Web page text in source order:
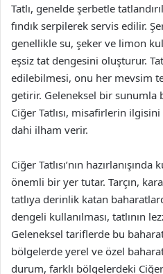
Tatlı, genelde şerbetle
fındık serpilerek servis edilir.
genellikle su, şeker ve limon
eşsiz tat dengesini oluşturur.
edilebilmesi, onu her mevsim
getirir. Geleneksel bir sunumla
Ciğer Tatlısı, misafirlerin
dahi ilham verir.
Ciğer Tatlısı’nın
önemli bir yer tutar. Tarçın,
tatlıya derinlik katan
dengeli kullanılması, tatlının
Geleneksel tariflerde bu
bölgelerde yerel ve özel
durum, farklı bölgelerdeki